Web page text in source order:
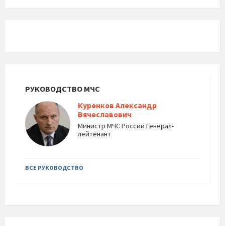
РУКОВОДСТВО МЧС
Куренков Александр
Вячеславович
Министр МЧС России Генерал-
лейтенант
ВСЕ РУКОВОДСТВО